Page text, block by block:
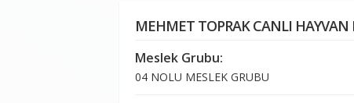
MEHMET TOPRAK CANLI HAYVAN
Meslek Grubu:
04 NOLU MESLEK GRUBU